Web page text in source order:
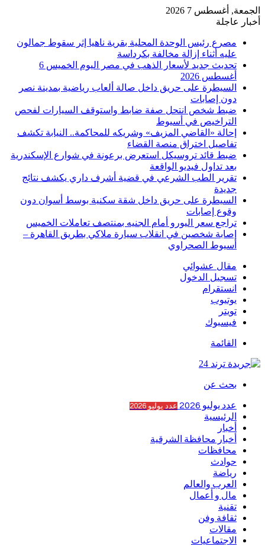
الجمعة, أغسطس 7 2026
أخبار عاجلة
مصرع رئيس الوحدة المحلية بقرية ناهيا إثر سقوط جمالون
عليه أثناء إزالة مخالفة بكرداسة
تحديث جديد لأسعار الذهب في مصر اليوم الخميس 6
أغسطس 2026
السيطرة على حريق داخل صالة ألعاب رياضية بمدينة نصر
دون إصابات
ضبط شخص انتحل صفة ضابط واستوقف السيارات لفحص
التراخيص في أسيوط
إحالة «القاضي المزيف» وشريكه للمحاكمة.. النيابة تكشف
تفاصيل اختراق منصة القضاء
ضبط قائد تروسيكل استعرض برعونة في شوارع الإسكندرية
بعد تداول فيديو الواقعة
تقرير الطب الشرعي في قضية أشرف داري يكشف نتائج
جديدة
السيطرة على حريق داخل شقة سكنية بوسط أسوان دون
وقوع إصابات
تراجع سعر اليورو أمام الجنيه بمنتصف تعاملات الخميس
إصابة شخصين في انقلاب سيارة ملاكي بطريق القاهرة –
أسيوط الصحراوي
مقال عشوائي
تسجيل الدخول
انستقرام
يوتيوب
تويتر
فيسبوك
القائمة
بحث عن
عدد يوليو 2026 عدد يوليو 2026
الرئيسية
أخبار
أخبار محافظة الشرقية
محافظات
حوادث
رياضة
العرب والعالم
مال و أعمال
تقنية
ثقافة وفن
مقالات
الاجتماعيات